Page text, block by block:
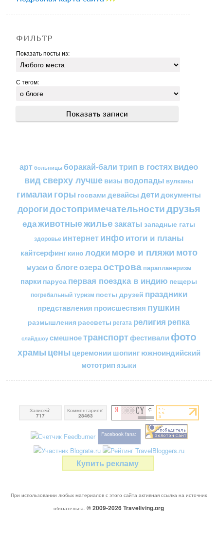
ФИЛЬТР
Показать посты из:
С тегом:
арт больницы боракай-бали трип в гостяхвидео
вид сверху лучшевизы водопады вулканы
гималаи горы госвами девайсы детидокументы
дорогидостопримечательностидрузья
едаживотныежильезакаты западные гаты
здоровье интернетинфоитоги и планы
кайтсерфинг кино лодкиморе и пляжимото
музеи о блогеозераострова парапланеризм
парки паруса первая поездка в индию пещеры
погребальный туризм посты друзей праздники
представления происшествия пушкин
размышления рассветы регата религия репка
слайдшоу смешноетранспортфестивали фото
храмы цены церемонии шопингюжноиндийский
мототрип языки
Записей:
717
Комментариев:
28463
Facebook fans:
Купить рекламу
При использовании любых материалов с этого сайта активная ссылка на источник
обязательна. © 2009-2026Traveliving.org